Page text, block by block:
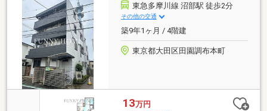
東急多摩川線 沼部駅 徒歩2分
その他の交通
築9年1ヶ月 / 4階建
東京都大田区田園調布本町
13万円